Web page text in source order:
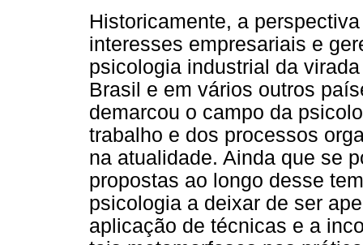
Historicamente, a
interesses empresariais e
psicologia industrial da
Brasil e em vários outros
demarcou o campo da
trabalho e dos processos
na atualidade. Ainda que se
propostas ao longo desse
psicologia a deixar de ser
aplicação de técnicas e a